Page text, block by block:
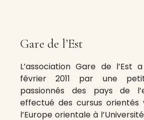
Gare de l’Est
L’association Gare de
février 2011 par une
passionnés des pays de
effectué des cursus orientés
l’Europe orientale à